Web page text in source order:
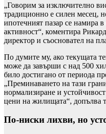
„Говорим за изключително
традиционно е силен месец,
ипотечният пазар се намира
активност“, коментира
директор и съосновател на
По думите му, ако текущата
може да завърши с над 500
било достигано от периода
„Преминаването на тази
нормализиране и
цени на жилищата“, допълва
По-ниски лихви, но